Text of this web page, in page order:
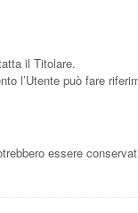
il Titolare.
l’Utente può fare
essere